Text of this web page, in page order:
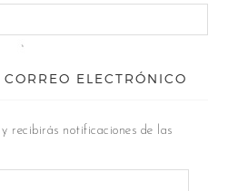
ELECTRÓNICO
recibirás notificaciones de las